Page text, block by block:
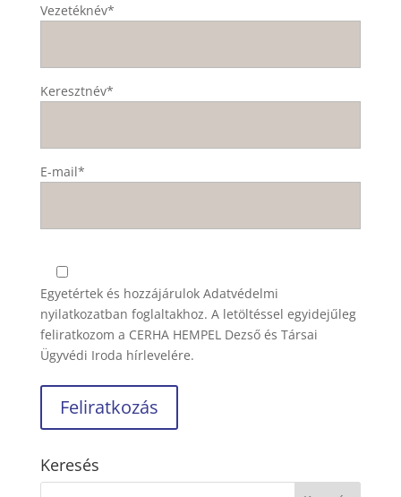
Vezetéknév*
Keresztnév*
E-mail*
Egyetértek és hozzájárulok Adatvédelmi
nyilatkozatban foglaltakhoz. A letöltéssel egyidejűleg
feliratkozom a CERHA HEMPEL Dezső és Társai
Ügyvédi Iroda hírlevelére.
Keresés